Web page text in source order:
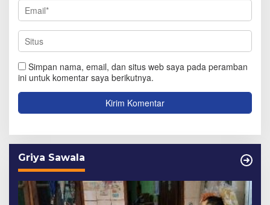
Simpan nama, email, dan situs web saya pada peramban
ini untuk komentar saya berikutnya.
Griya Sawala